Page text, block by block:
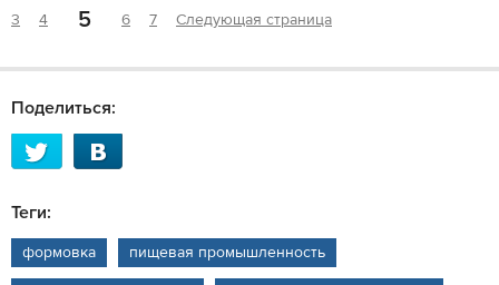
3 4 5 6 7 Следующая страница
Поделиться:
Теги:
формовка
пищевая промышленность